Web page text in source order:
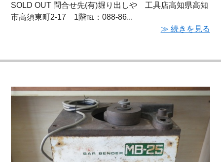
SOLD OUT 問合せ先(有)堀り出しや 工具店高知県高知
市高須東町2-17 1階℡：088-86...
≫ 続きを見る